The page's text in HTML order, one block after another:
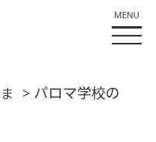
> パロマ学校の